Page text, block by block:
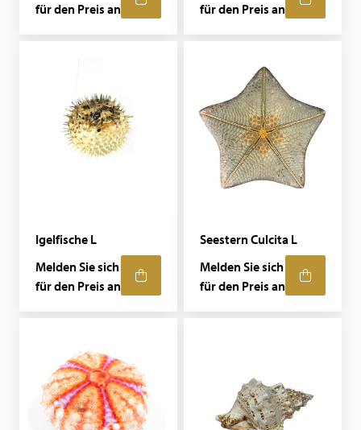
für den Preis an
für den Preis an
Igelfische L
Melden Sie sich
für den Preis an
Seestern Culcita L
Melden Sie sich
für den Preis an